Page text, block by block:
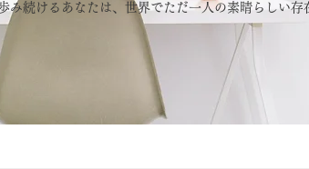
み続けるあなたは、世界でただ一人の素晴らしい存